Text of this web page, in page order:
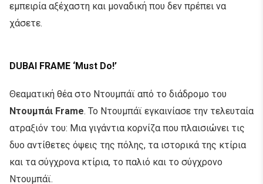
εμπειρία αξέχαστη και μοναδική που δεν πρέπει να
χάσετε.
DUBAI FRAME ‘Must Do!’
Θεαματική θέα στο Ντουμπάϊ από το διάδρομο του
Ντουμπάι Frame. Το Ντουμπάϊ εγκαινίασε την τελευταία
ατραξιόν του: Μια γιγάντια κορνίζα που πλαισιώνει τις
δυο αντίθετες όψεις της πόλης, τα ιστορικά της κτίρια
και τα σύγχρονα κτίρια, το παλιό και το σύγχρονο
Ντουμπάϊ.